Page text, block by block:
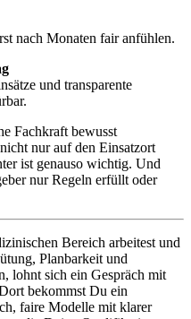
nach Monaten fair anfühlen.
und transparente
Fachkraft bewusst
nur auf den Einsatzort
ist genauso wichtig. Und
nur Regeln erfüllt oder
Bereich arbeitest und
Planbarkeit und
lohnt sich ein Gespräch mit
bekommst Du ein
faire Modelle mit klarer